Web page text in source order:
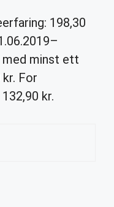
198,30
minst ett
For
132,90 kr.